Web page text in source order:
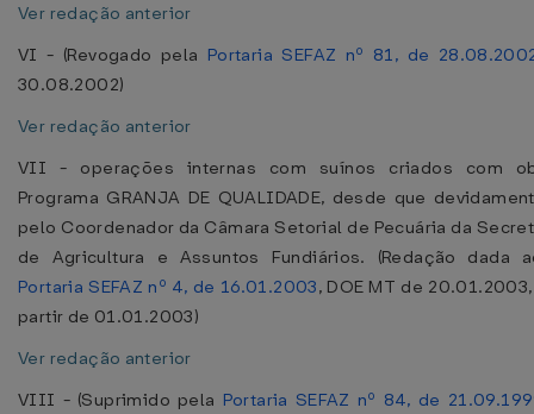
Ver redação anterior
VI - (Revogado pela Portaria SEFAZ nº 81, de
30.08.2002)
Ver redação anterior
VII - operações internas com suínos criados com
Programa GRANJA DE QUALIDADE, desde que
pelo Coordenador da Câmara Setorial de Pecuária da
de Agricultura e Assuntos Fundiários. (Redação dada
Portaria SEFAZ nº 4, de 16.01.2003, DOE MT de
partir de 01.01.2003)
Ver redação anterior
VIII - (Suprimido pela Portaria SEFAZ nº 84, de